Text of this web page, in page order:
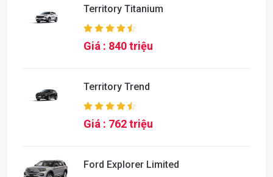
Territory Titanium
Giá : 840 triệu
Territory Trend
Giá : 762 triệu
Ford Explorer Limited